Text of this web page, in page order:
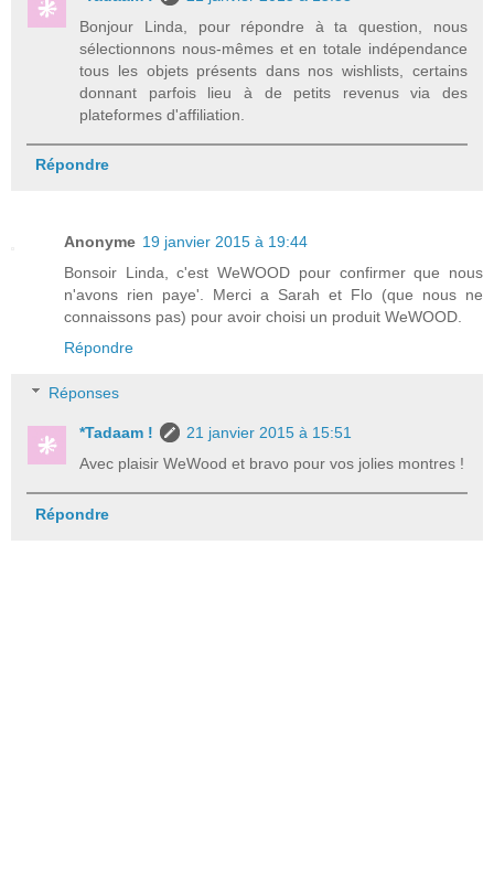
Bonjour Linda, pour répondre à ta question, nous
sélectionnons nous-mêmes et en totale indépendance
tous les objets présents dans nos wishlists, certains
donnant parfois lieu à de petits revenus via des
plateformes d'affiliation.
Répondre
Anonyme 19 janvier 2015 à 19:44
Bonsoir Linda, c'est WeWOOD pour confirmer que nous
n'avons rien paye'. Merci a Sarah et Flo (que nous ne
connaissons pas) pour avoir choisi un produit WeWOOD.
Répondre
Réponses
*Tadaam !
21 janvier 2015 à 15:51
Avec plaisir WeWood et bravo pour vos jolies montres !
Répondre